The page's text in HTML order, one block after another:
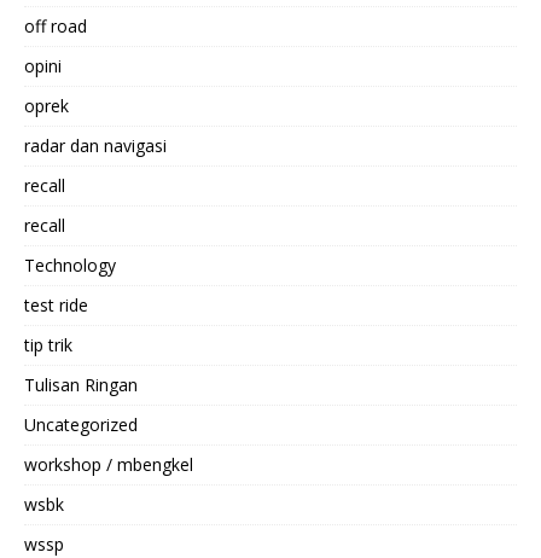
off road
opini
oprek
radar dan navigasi
recall
recall
Technology
test ride
tip trik
Tulisan Ringan
Uncategorized
workshop / mbengkel
wsbk
wssp